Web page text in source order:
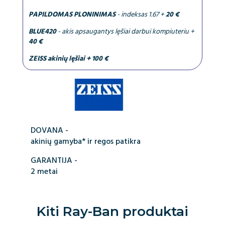
PAPILDOMAS PLONINIMAS- indeksas 1.67 +20 €
BLUE420- akis apsaugantys lęšiai darbui kompiuteriu +
40 €
ZEISS akinių lęšiai + 100 €
DOVANA -
akinių gamyba* ir regos patikra
GARANTIJA -
2 metai
Kiti Ray-Ban produktai